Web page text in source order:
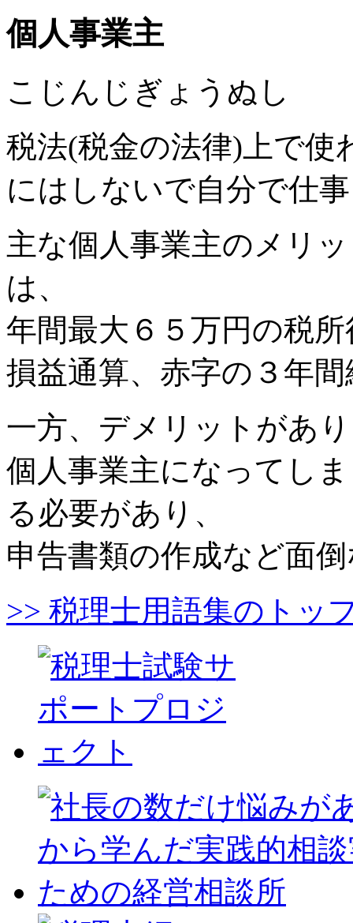
個人事業主
こじんじぎょうぬし
税法(税金の法律)上で使
にはしないで自分で仕
主な個人事業主のメリ
は、
年間最大６５万円の税
損益通算、赤字の３年
一方、デメリットがあ
個人事業主になってし
る必要があり、
申告書類の作成など面
>> 税理士用語集のトッ